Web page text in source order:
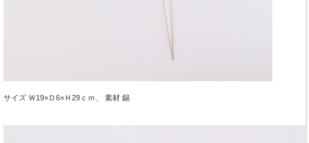
サイズ Ｗ19×Ｄ6×Ｈ29ｃｍ、 素材 錫